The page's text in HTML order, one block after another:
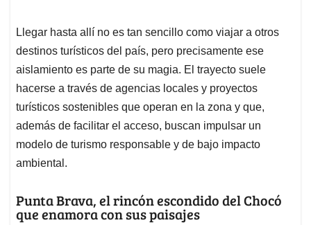
Llegar hasta allí no es tan sencillo como viajar a otros
destinos turísticos del país, pero precisamente ese
aislamiento es parte de su magia. El trayecto suele
hacerse a través de agencias locales y proyectos
turísticos sostenibles que operan en la zona y que,
además de facilitar el acceso, buscan impulsar un
modelo de turismo responsable y de bajo impacto
ambiental.
Punta Brava, el rincón escondido del Chocó
que enamora con sus paisajes